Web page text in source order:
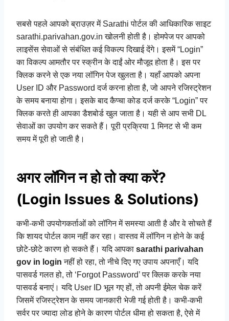
सबसे पहले आपको ब्राउज़र में Sarathi पोर्टल की आधिकारिक साइट
sarathi.parivahan.gov.in खोलनी होती है। होमपेज पर आपको
लाइसेंस सेवाओं से संबंधित कई विकल्प दिखाई देंगे। इसमें “Login”
का विकल्प आमतौर पर स्क्रीन के दाईं ओर मौजूद होता है। इस पर
क्लिक करने से एक नया लॉगिन पेज खुलता है। यहाँ आपको अपना
User ID और Password दर्ज करना होता है, जो आपने रजिस्ट्रेशन
के समय बनाया होगा। इसके बाद कैप्चा कोड दर्ज करके “Login” पर
क्लिक करते ही आपका डैशबोर्ड खुल जाता है। यही से आप सभी DL
सेवाओं का उपयोग कर सकते हैं। पूरी प्रक्रिया 1 मिनट से भी कम
समय में पूरी हो जाती है।
अगर लॉगिन न हो तो क्या करें?
(Login Issues & Solutions)
कभी-कभी उपयोगकर्ताओं को लॉगिन में समस्या आती है और वे सोचते हैं
कि शायद पोर्टल काम नहीं कर रहा। वास्तव में लॉगिन न होने के कई
छोटे-छोटे कारण हो सकते हैं। यदि आपका sarathi parivahan
gov in login नहीं हो रहा, तो नीचे दिए गए उपाय अपनाएँ। यदि
पासवर्ड गलत हो, तो ‘Forgot Password’ पर क्लिक करके नया
पासवर्ड बनाएं। यदि User ID भूल गए हों, तो अपनी ईमेल चेक करें
जिसमें रजिस्ट्रेशन के समय जानकारी भेजी गई होती है। कभी-कभी
सर्वर पर ज्यादा लोड होने के कारण पोर्टल धीमा हो सकता है, ऐसे में